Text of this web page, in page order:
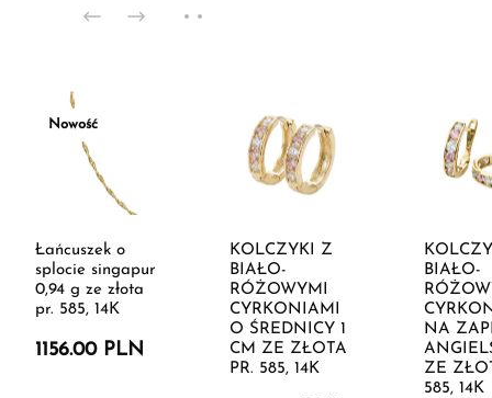
Nowość
Łańcuszek o
splocie singapur
0,94 g ze złota
pr. 585, 14K
1156.00 PLN
KOLCZYKI Z
BIAŁO-
RÓŻOWYMI
CYRKONIAMI
O ŚREDNICY 1
CM ZE ZŁOTA
PR. 585, 14K
BIAŁO-
NA
ZE
585, 14K